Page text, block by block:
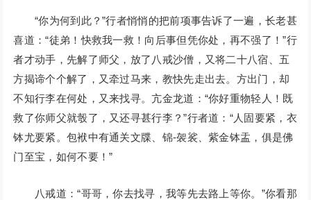
“你为何到此？”行者悄悄的把前项事告诉了一遍，长老甚
喜道：“徒弟！快救我一救！向后事但凭你处，再不强了！”行
者才动手，先解了师父，放了八戒沙僧，又将二十八宿、五
方揭谛个个解了，又牵过马来，教快先走出去。方出门，却
不知行李在何处，又来找寻。亢金龙道：“你好重物轻人！既
救了你师父就彀了，又还寻甚行李？”行者道：“人固要紧，衣
钵尤要紧。包袱中有通关文牒、锦-袈裟、紫金钵盂，俱是佛
门至宝，如何不要！”
八戒道：“哥哥，你去找寻，我等先去路上等你。”你看那